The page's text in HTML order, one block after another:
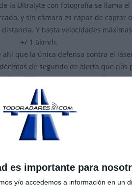
es importante para
y/o accedemos a información en un
la Ultralyte con fotografía se llama el
y sin cámara es capaz de captar
Y hasta velocidades
+/-1.6km/h.
que la única defensa contra el
de segundo de alerta que
el láser no se esparce así que
alerta hasta que esto ocurra, y para
reduce de 170 a 50m debido a
hecho han sido en estas
distancias, los inhibidores
de esto, cuanto mas cerca este
cortas distancias el rebote de la